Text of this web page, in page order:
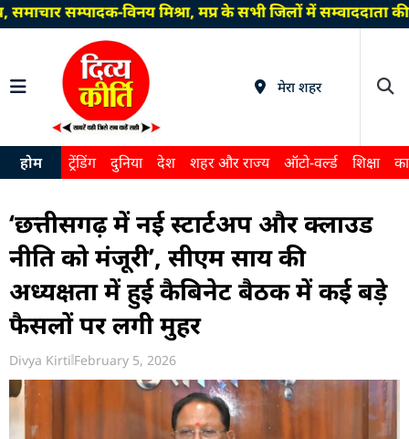
सम्पादक-विनय मिश्रा, मप्र के सभी जिलों में
मेरा शहर
होम ट्रेंडिंग दुनिया देश शहर और राज्य ऑटो-वर्ल्ड शिक्षा
‘छत्तीसगढ़ में नई स्टार्टअप और क्लाउड
नीति को मंजूरी’, सीएम साय की
अध्यक्षता में हुई कैबिनेट बैठक में कई बड़े
फैसलों पर लगी मुहर
Divya Kirti February 5, 2026